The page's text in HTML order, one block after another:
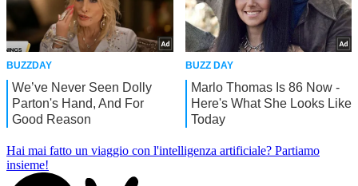
Hai mai fatto un viaggio con l'intelligenza artificiale? Partiamo
insieme!